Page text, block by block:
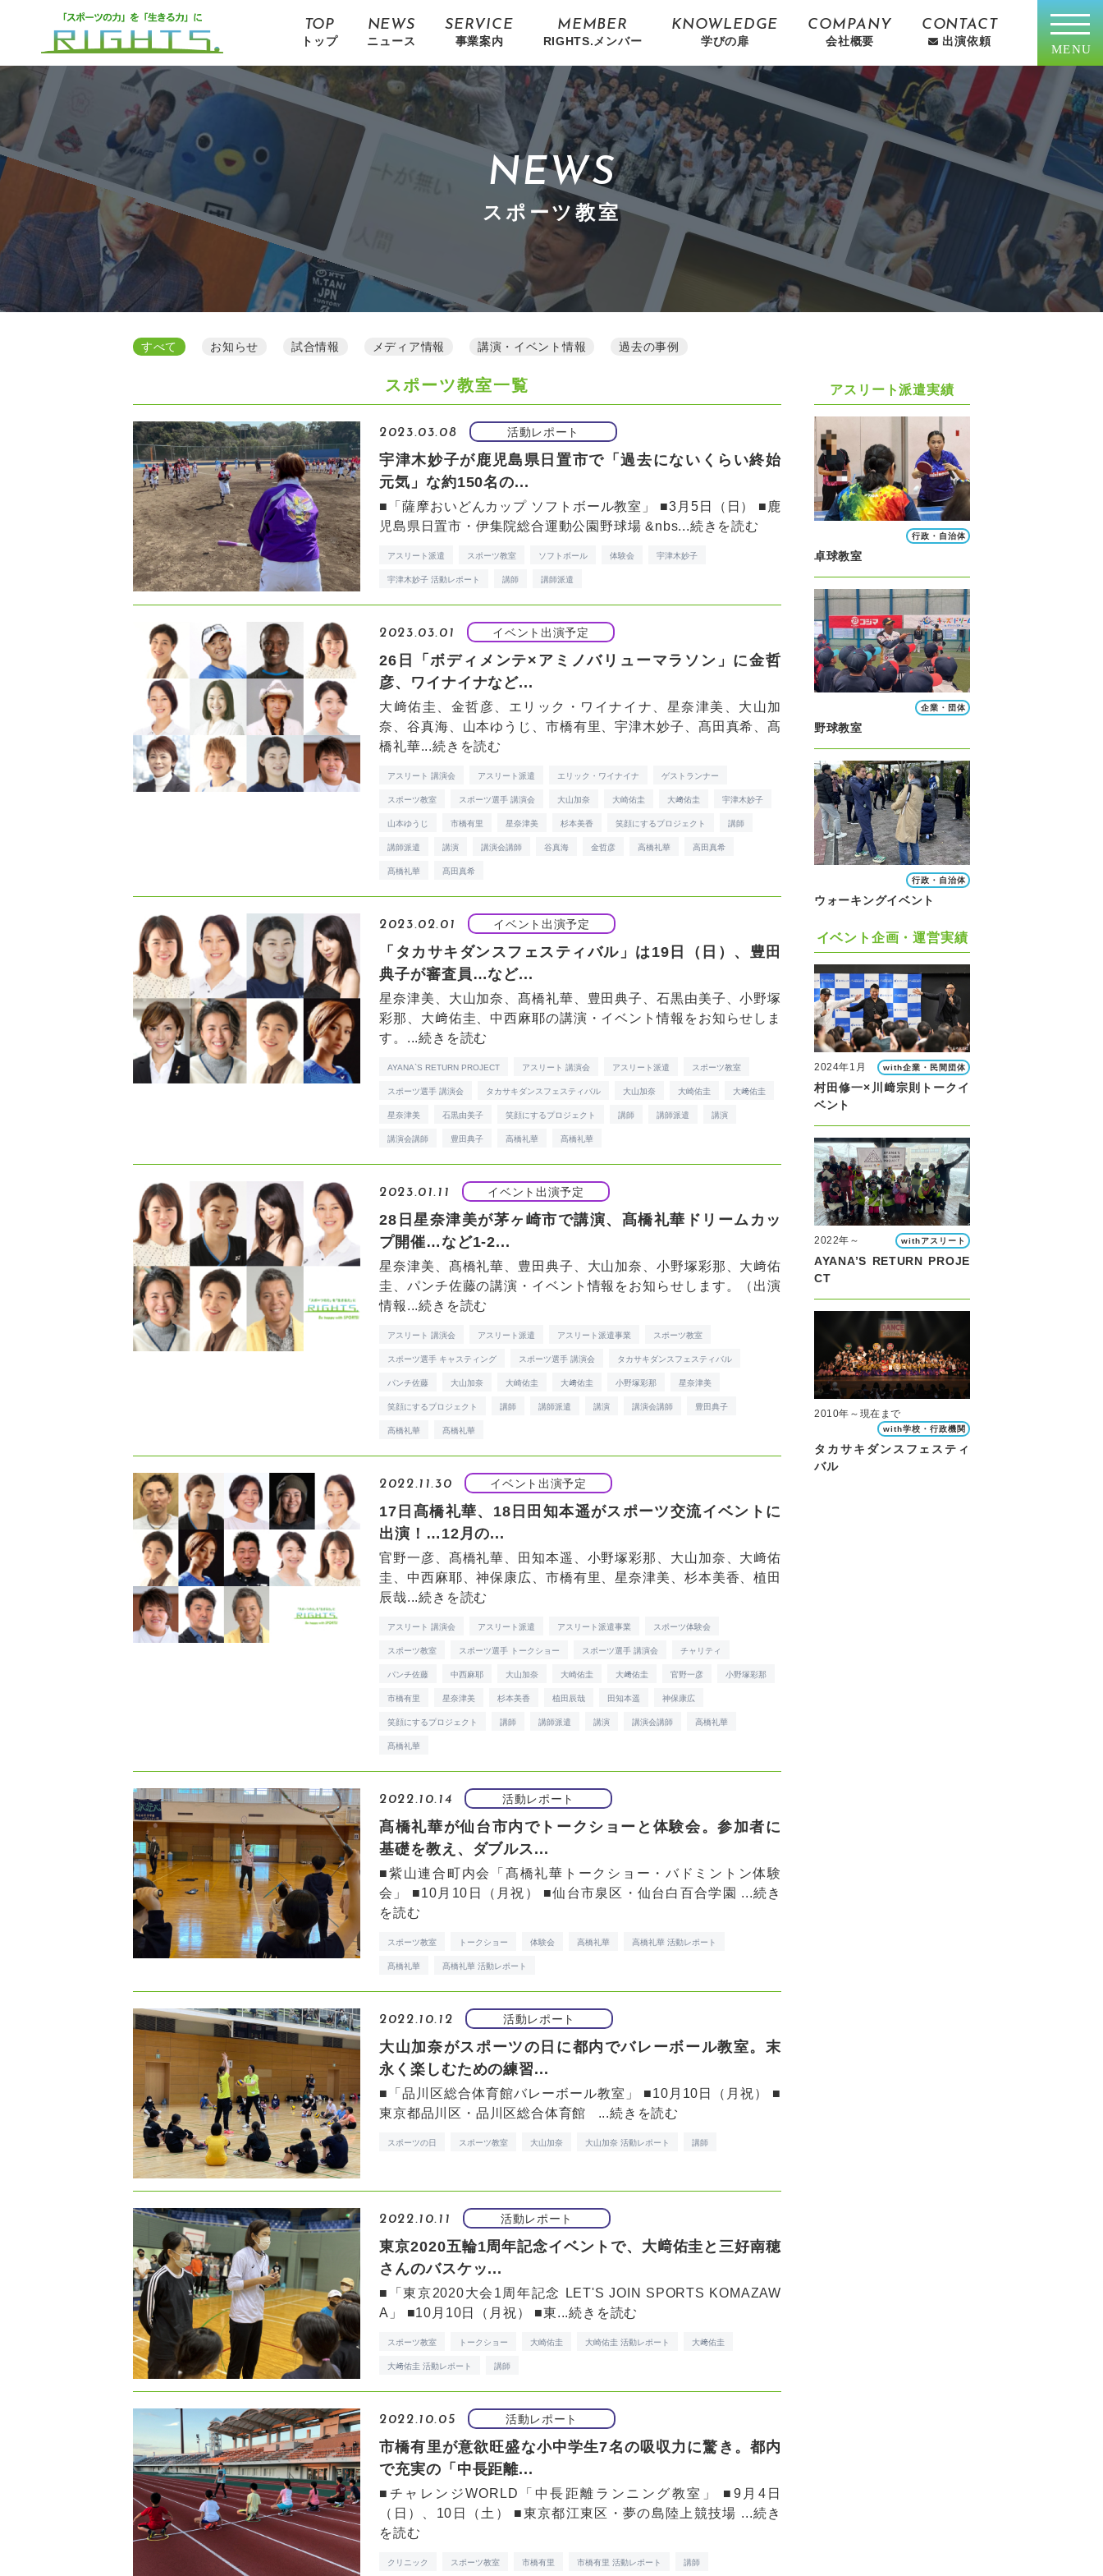
TOP
トップ
NEWS
ニュース
SERVICE
事業案内
MEMBER
RIGHTS.メンバー
KNOWLEDGE
学びの扉
COMPANY
会社概要
CONTACT
出演依頼
MENU
NEWS
スポーツ教室
すべて お知らせ 試合情報 メディア情報 講演・イベント情報 過去の事例
スポーツ教室一覧
2023.03.08 活動レポート
宇津木妙子が鹿児島県日置市で「過去にないくらい終始
元気」な約150名の...
■「薩摩おいどんカップ ソフトボール教室」 ■3月5日（日） ■鹿
児島県日置市・伊集院総合運動公園野球場 &nbs...続きを読む
アスリート派遣 スポーツ教室 ソフトボール 体験会 宇津木妙子
宇津木妙子 活動レポート 講師 講師派遣
2023.03.01 イベント出演予定
26日「ボディメンテ×アミノバリューマラソン」に金哲
彦、ワイナイナなど...
大﨑佑圭、金哲彦、エリック・ワイナイナ、星奈津美、大山加
奈、谷真海、山本ゆうじ、市橋有里、宇津木妙子、髙田真希、髙
橋礼華...続きを読む
アスリート 講演会 アスリート派遣 エリック・ワイナイナ ゲストランナー
スポーツ教室 スポーツ選手 講演会 大山加奈 大崎佑圭 大﨑佑圭 宇津木妙子
山本ゆうじ 市橋有里 星奈津美 杉本美香 笑顔にするプロジェクト 講師
講師派遣 講演 講演会講師 谷真海 金哲彦 高橋礼華 高田真希
髙橋礼華 髙田真希
2023.02.01 イベント出演予定
「タカサキダンスフェスティバル」は19日（日）、豊田
典子が審査員…など...
星奈津美、大山加奈、髙橋礼華、豊田典子、石黒由美子、小野塚
彩那、大﨑佑圭、中西麻耶の講演・イベント情報をお知らせしま
す。...続きを読む
AYANA`S RETURN PROJECT アスリート 講演会 アスリート派遣 スポーツ教室
スポーツ選手 講演会 タカサキダンスフェスティバル 大山加奈 大崎佑圭 大﨑佑圭
星奈津美 石黒由美子 笑顔にするプロジェクト 講師 講師派遣 講演
講演会講師 豊田典子 高橋礼華 髙橋礼華
2023.01.11 イベント出演予定
28日星奈津美が茅ヶ崎市で講演、髙橋礼華ドリームカッ
プ開催…など1-2...
星奈津美、髙橋礼華、豊田典子、大山加奈、小野塚彩那、大﨑佑
圭、パンチ佐藤の講演・イベント情報をお知らせします。（出演
情報...続きを読む
アスリート 講演会 アスリート派遣 アスリート派遣事業 スポーツ教室
スポーツ選手 キャスティング スポーツ選手 講演会 タカサキダンスフェスティバル
パンチ佐藤 大山加奈 大崎佑圭 大﨑佑圭 小野塚彩那 星奈津美
笑顔にするプロジェクト 講師 講師派遣 講演 講演会講師 豊田典子
高橋礼華 髙橋礼華
2022.11.30 イベント出演予定
17日髙橋礼華、18日田知本遥がスポーツ交流イベントに
出演！…12月の...
官野一彦、髙橋礼華、田知本遥、小野塚彩那、大山加奈、大﨑佑
圭、中西麻耶、神保康広、市橋有里、星奈津美、杉本美香、植田
辰哉...続きを読む
アスリート 講演会 アスリート派遣 アスリート派遣事業 スポーツ体験会
スポーツ教室 スポーツ選手 トークショー スポーツ選手 講演会 チャリティ
パンチ佐藤 中西麻耶 大山加奈 大崎佑圭 大﨑佑圭 官野一彦 小野塚彩那
市橋有里 星奈津美 杉本美香 植田辰哉 田知本遥 神保康広
笑顔にするプロジェクト 講師 講師派遣 講演 講演会講師 高橋礼華
髙橋礼華
2022.10.14 活動レポート
髙橋礼華が仙台市内でトークショーと体験会。参加者に
基礎を教え、ダブルス...
■紫山連合町内会「髙橋礼華トークショー・バドミントン体験
会」 ■10月10日（月祝） ■仙台市泉区・仙台白百合学園 ...続き
を読む
スポーツ教室 トークショー 体験会 高橋礼華 高橋礼華 活動レポート
髙橋礼華 髙橋礼華 活動レポート
2022.10.12 活動レポート
大山加奈がスポーツの日に都内でバレーボール教室。末
永く楽しむための練習...
■「品川区総合体育館バレーボール教室」 ■10月10日（月祝） ■
東京都品川区・品川区総合体育館 ...続きを読む
スポーツの日 スポーツ教室 大山加奈 大山加奈 活動レポート 講師
2022.10.11 活動レポート
東京2020五輪1周年記念イベントで、大﨑佑圭と三好南穂
さんのバスケッ...
■「東京2020大会1周年記念 LET'S JOIN SPORTS KOMAZAW
A」 ■10月10日（月祝） ■東...続きを読む
スポーツ教室 トークショー 大崎佑圭 大崎佑圭 活動レポート 大﨑佑圭
大﨑佑圭 活動レポート 講師
2022.10.05 活動レポート
市橋有里が意欲旺盛な小中学生7名の吸収力に驚き。都内
で充実の「中長距離...
■チャレンジWORLD「中長距離ランニング教室」 ■9月4日
（日）、10日（土） ■東京都江東区・夢の島陸上競技場 ...続き
を読む
クリニック スポーツ教室 市橋有里 市橋有里 活動レポート 講師
アスリート派遣実績
行政・自治体
卓球教室
企業・団体
野球教室
行政・自治体
ウォーキングイベント
イベント企画・運営実績
2024年1月 with企業・民間団体
村田修一×川﨑宗則トークイ
ベント
2022年～ withアスリート
AYANA’S RETURN PROJE
CT
2010年～現在まで
with学校・行政機関
タカサキダンスフェスティ
バル